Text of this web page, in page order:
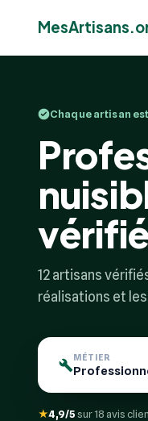
Chaque artisan
12 artisans
réalisations et
MÉTIER
★4,9/5sur 18 avis